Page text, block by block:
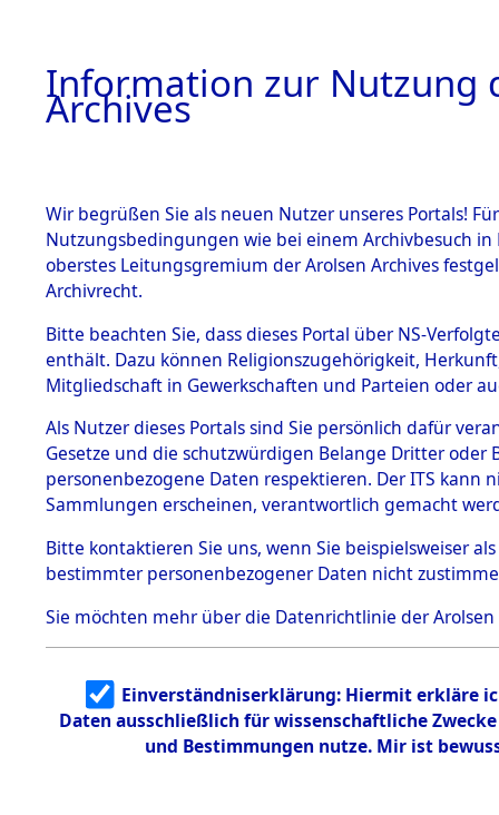
BESTÄNDE
1.
mente
5. Verschiedenes
5.3
Todesmärsche
5.3.1 Alliierte
Erhebungen
zu
Todesmärsch
en
5.3.2
Identifizierun
g
5.3.3
Todesmärsch
Dead -
Branch -
0052
Information zur Nutzung
Archives
Wir begrüßen Sie als neuen Nutzer unseres Portals!
Nutzungsbedingungen wie bei einem Archivbesuch
oberstes Leitungsgremium der Arolsen Archives
Archivrecht.
Bitte beachten Sie, dass dieses Portal über NS-
enthält. Dazu können Religionszugehörigkeit,
Mitgliedschaft in Gewerkschaften und Parteien oder
Als Nutzer dieses Portals sind Sie persönlich dafür
Gesetze und die schutzwürdigen Belange Dritter
personenbezogene Daten respektieren. Der ITS
Sammlungen erscheinen, verantwortlich gemacht
Bitte kontaktieren Sie uns, wenn Sie beispielsweiser
bestimmter personenbezogener Daten nicht
Sie möchten mehr über die Datenrichtlinie der Arolsen
Einverständniserklärung: Hiermit erkläre
Daten ausschließlich für wissenschaftliche
und Bestimmungen nutze. Mir ist